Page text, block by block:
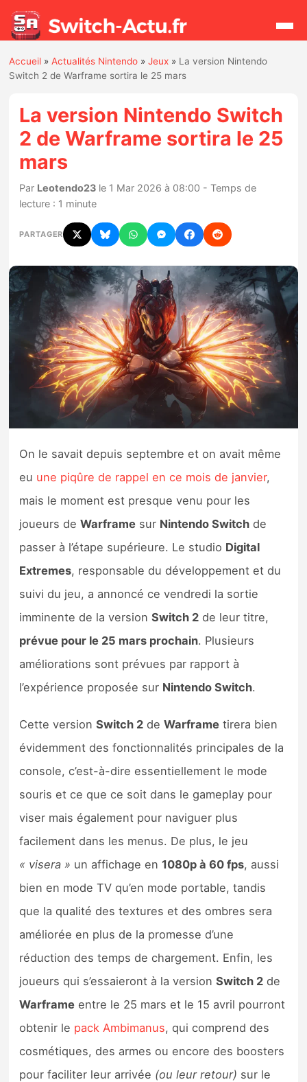
Actualités
Jeux
Hardware
Mises à jour
Chiffres de ventes
Rumeurs
Nintendo Direct
Tests et previews
Tests de jeux
Tests d’accessoires
Autres tests
Précommandes
Précommandes jeux Switch 2
Bons plans
Accueil »Actualités Nintendo »Jeux » La version Nintendo
Switch 2 de Warframe sortira le 25 mars
La version Nintendo Switch
2 de Warframe sortira le 25
mars
Par Leotendo23 le 1 Mar 2026 à 08:00 - Temps de
lecture : 1 minute
PARTAGER
On le savait depuis septembre et on avait même
eu une piqûre de rappel en ce mois de janvier,
mais le moment est presque venu pour les
joueurs deWarframe sur Nintendo Switch de
passer à l’étape supérieure. Le studio Digital
Extremes, responsable du développement et du
suivi du jeu, a annoncé ce vendredi la sortie
imminente de la versionSwitch 2 de leur titre,
prévue pour le 25 mars prochain. Plusieurs
améliorations sont prévues par rapport à
l’expérience proposée sur Nintendo Switch.
Cette versionSwitch 2 deWarframe tirera bien
évidemment des fonctionnalités principales de la
console, c’est-à-dire essentiellement le mode
souris et ce que ce soit dans le gameplay pour
viser mais également pour naviguer plus
facilement dans les menus. De plus, le jeu
« visera » un affichage en1080p à 60 fps, aussi
bien en mode TV qu’en mode portable, tandis
que la qualité des textures et des ombres sera
améliorée en plus de la promesse d’une
réduction des temps de chargement. Enfin, les
joueurs qui s’essaieront à la versionSwitch 2 de
Warframe entre le 25 mars et le 15 avril pourront
obtenir le pack Ambimanus, qui comprend des
cosmétiques, des armes ou encore des boosters
pour faciliter leur arrivée (ou leur retour) sur le